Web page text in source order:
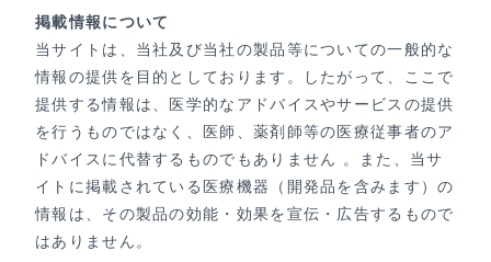
掲載情報について
当サイトは、当社及び当社の製品等についての一般的な
情報の提供を目的としております。したがって、ここで
提供する情報は、医学的なアドバイスやサービスの提供
を行うものではなく、医師、薬剤師等の医療従事者のア
ドバイスに代替するものでもありません 。また、当サ
イトに掲載されている医療機器（開発品を含みます）の
情報は、その製品の効能・効果を宣伝・広告するもので
はありません。